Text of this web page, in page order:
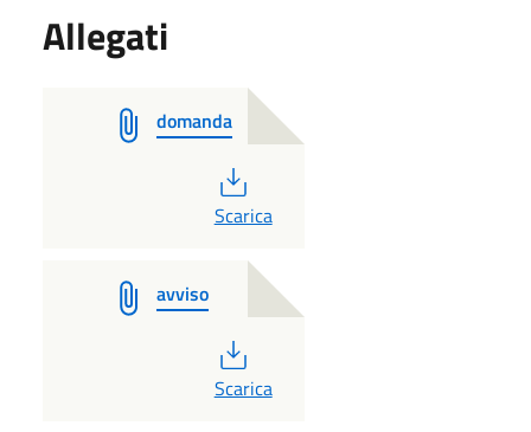
Allegati
domanda
PDF
Scarica
avviso
PDF
Scarica